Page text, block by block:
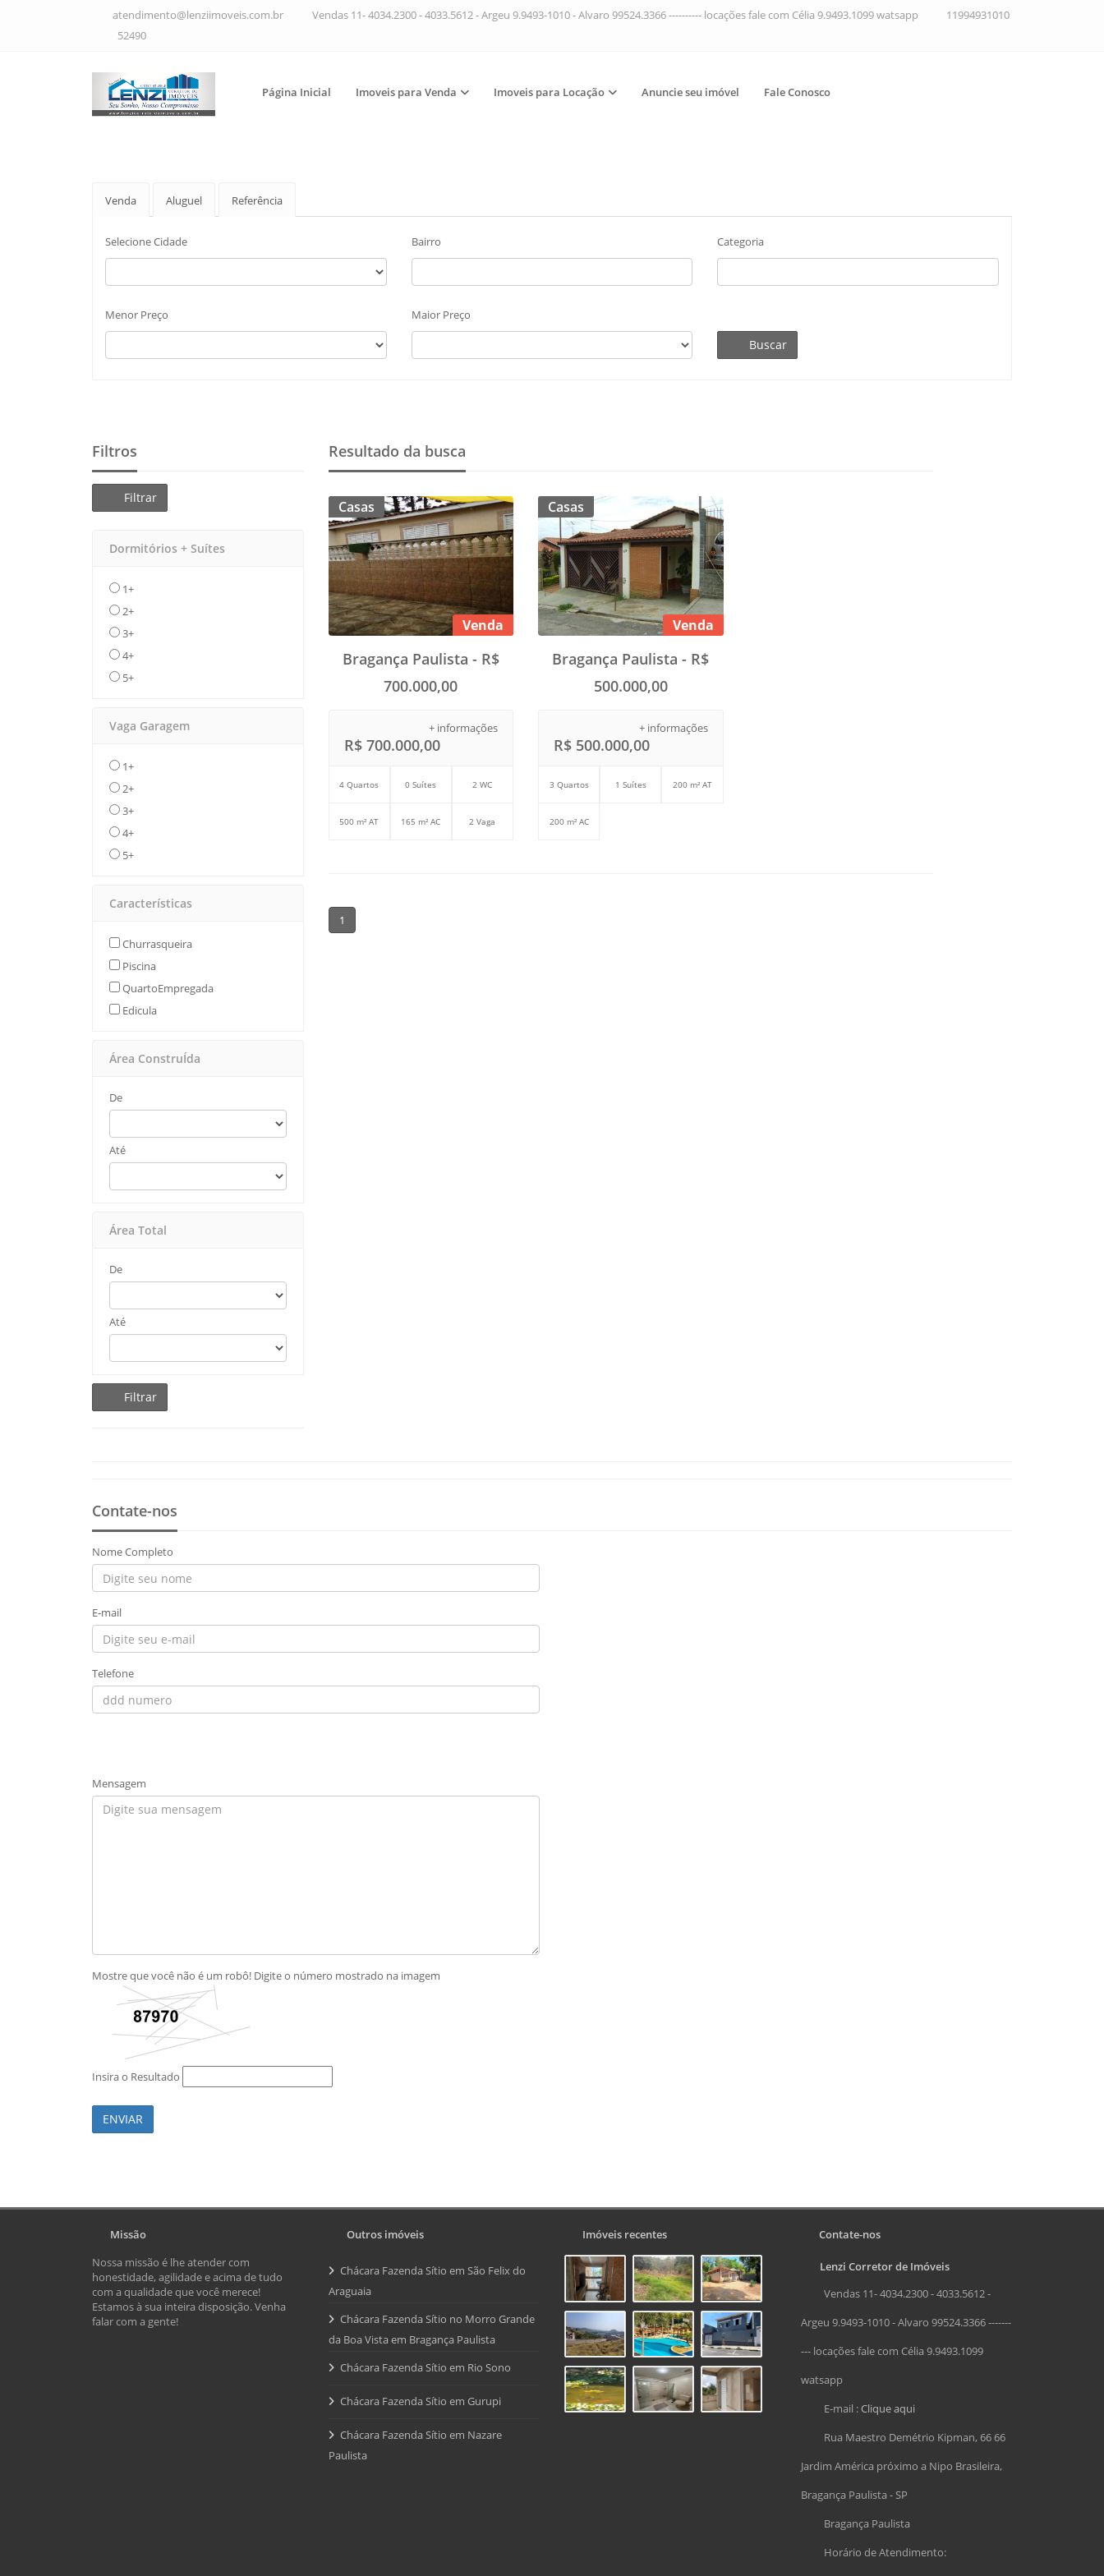
atendimento@lenziimoveis.com.br Vendas 11- 4034.2300 - 4033.5612 - Argeu 9.9493-1010 - Alvaro 99524.3366 ---------- locações fale com Célia 9.9493.1099 watsapp
11994931010
52490
Página Inicial Imoveis para Venda Imoveis para Locação Anuncie seu imóvel Fale Conosco
Venda Aluguel Referência
Selecione Cidade Bairro Categoria
Menor Preço Maior Preço
Buscar
Filtros
Filtrar
Dormitórios + Suítes
1+
2+
3+
4+
5+
Vaga Garagem
1+
2+
3+
4+
5+
Características
Churrasqueira
Piscina
QuartoEmpregada
Edicula
Área ConstruÍda
De
Até
Área Total
De
Até
Filtrar
Resultado da busca
Casas
Venda
Bragança Paulista - R$
700.000,00
+ informações
R$ 700.000,00
4 Quartos 0 Suítes 2 WC
500 m² AT 165 m² AC 2 Vaga
Casas
Venda
Bragança Paulista - R$
500.000,00
+ informações
R$ 500.000,00
3 Quartos 1 Suítes 200 m² AT
200 m² AC
1
Contate-nos
Nome Completo
E-mail
Telefone
Mensagem
Mostre que você não é um robô! Digite o número mostrado na imagem
Insira o Resultado
ENVIAR
Missão
Nossa missão é lhe atender com
honestidade, agilidade e acima de tudo
com a qualidade que você merece!
Estamos à sua inteira disposição. Venha
falar com a gente!
Outros imóveis
Chácara Fazenda Sítio em São Felix do
Araguaia
Chácara Fazenda Sítio no Morro Grande
da Boa Vista em Bragança Paulista
Chácara Fazenda Sítio em Rio Sono
Chácara Fazenda Sítio em Gurupi
Chácara Fazenda Sítio em Nazare
Paulista
Imóveis recentes Contate-nos
Lenzi Corretor de Imóveis
Vendas 11- 4034.2300 - 4033.5612 -
Argeu 9.9493-1010 - Alvaro 99524.3366 -------
--- locações fale com Célia 9.9493.1099
watsapp
E-mail :Clique aqui
Rua Maestro Demétrio Kipman, 66 66
Jardim América próximo a Nipo Brasileira,
Bragança Paulista - SP
Bragança Paulista
Horário de Atendimento: